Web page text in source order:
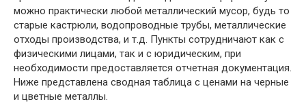
можно практически любой металлический мусор, будь то
старые кастрюли, водопроводные трубы, металлические
отходы производства, и т.д. Пункты сотрудничают как с
физическими лицами, так и с юридическим, при
необходимости предоставляется отчетная документация.
Ниже представлена сводная таблица с ценами на черные
и цветные металлы.